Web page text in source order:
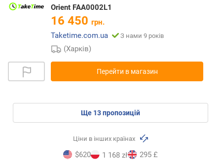
Orient FAA0002L1
16 450 грн.
Taketime.com.ua
З нами 9 років
(Харків)
Перейти в магазин
ще 13пропозицій
Ціни в інших країнах
$620 1 168 zł 295 £